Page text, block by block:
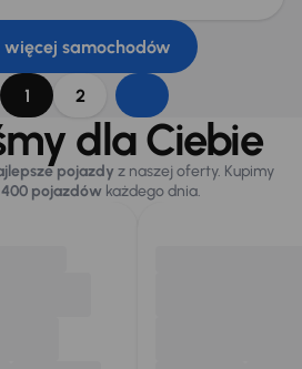
więcej samochodów
1 2
dla Ciebie
pojazdy z naszej oferty. Kupimy
pojazdówkażdego dnia.